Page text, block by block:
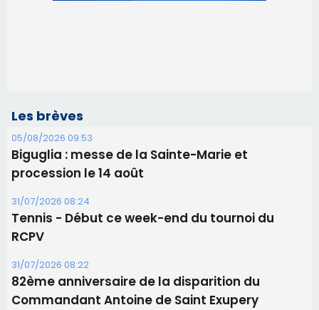
Les brèves
05/08/2026 09:53
Biguglia : messe de la Sainte-Marie et
procession le 14 août
31/07/2026 08:24
Tennis - Début ce week-end du tournoi du
RCPV
31/07/2026 08:22
82ème anniversaire de la disparition du
Commandant Antoine de Saint Exupery